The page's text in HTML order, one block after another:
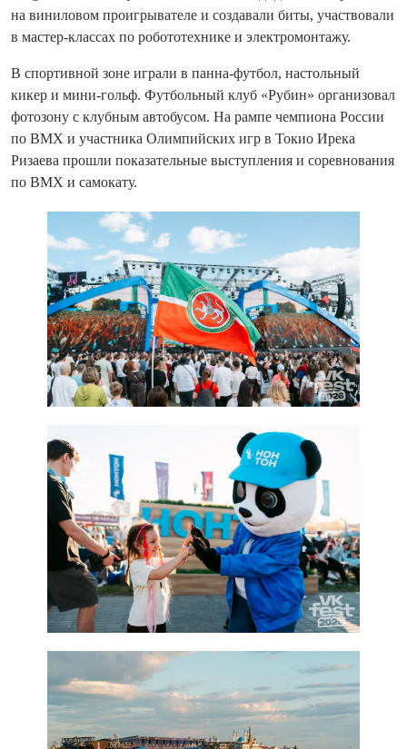
на виниловом проигрывателе и создавали биты, участвовали
в мастер-классах по робототехнике и электромонтажу.
В спортивной зоне играли в панна-футбол, настольный
кикер и мини-гольф. Футбольный клуб «Рубин» организовал
фотозону с клубным автобусом. На рампе чемпиона России
по BMX и участника Олимпийских игр в Токио Ирека
Ризаева прошли показательные выступления и соревнования
по BMX и самокату.